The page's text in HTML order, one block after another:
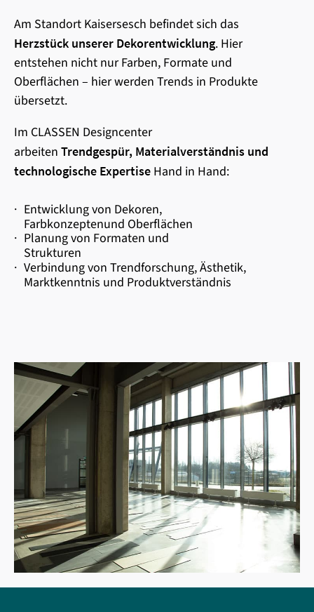
Am Standort Kaisersesch befindet sich das
Herzstück unserer Dekorentwicklung. Hier
entstehen nicht nur Farben, Formate und
Oberflächen – hier werden Trends in Produkte
übersetzt.
Im CLASSEN Designcenter
arbeiten Trendgespür, Materialverständnis und
technologische Expertise Hand in Hand:
· Entwicklung von Dekoren,
Farbkonzeptenund Oberflächen
· Planung von Formaten und
Strukturen
· Verbindung von Trendforschung, Ästhetik,
Marktkenntnis und Produktverständnis